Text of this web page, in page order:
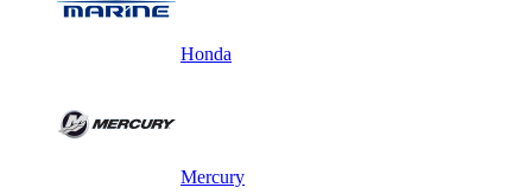
Honda
Mercury